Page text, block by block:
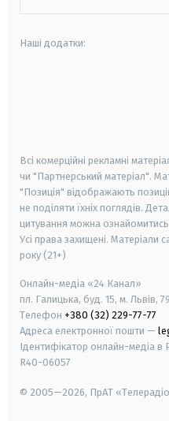
Наші додатки:
Всі комерційні рекламні
чи "Партнерський матеріал".
"Позиція" відображають
не поділяти їхніх поглядів.
цитування можна
Усі права захищені. Матеріали
року (21+)
Онлайн-медіа «24 Канал»
пл. Галицька, буд. 15, м. Львів,
Телефон +380 (32) 229-77-77
Адреса електронної пошти —
Ідентифікатор онлайн-медіа в
R40-06057
© 2005—2026, ПрАТ